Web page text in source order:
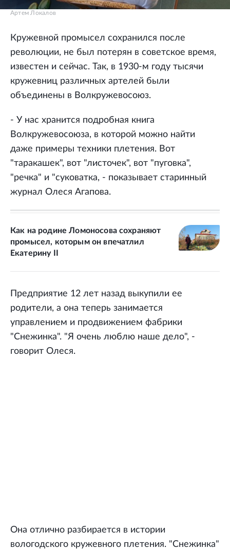
Артем Локалов
Кружевной промысел сохранился после
революции, не был потерян в советское время,
известен и сейчас. Так, в 1930-м году тысячи
кружевниц различных артелей были
объединены в Волкружевосоюз.
- У нас хранится подробная книга
Волкружевосоюза, в которой можно найти
даже примеры техники плетения. Вот
"таракашек", вот "листочек", вот "пуговка",
"речка" и "суковатка, - показывает старинный
журнал Олеся Агапова.
Как на родине Ломоносова сохраняют
промысел, которым он впечатлил
Екатерину II
Предприятие 12 лет назад выкупили ее
родители, а она теперь занимается
управлением и продвижением фабрики
"Снежинка". "Я очень люблю наше дело", -
говорит Олеся.
Она отлично разбирается в истории
вологодского кружевного плетения. "Снежинка"